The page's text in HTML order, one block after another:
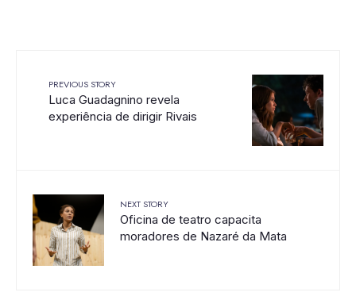
PREVIOUS STORY
Luca Guadagnino revela
experiência de dirigir Rivais
NEXT STORY
Oficina de teatro capacita
moradores de Nazaré da Mata